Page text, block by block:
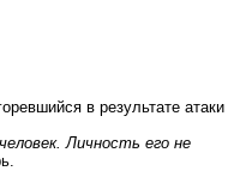
в результате атаки
Личность его не